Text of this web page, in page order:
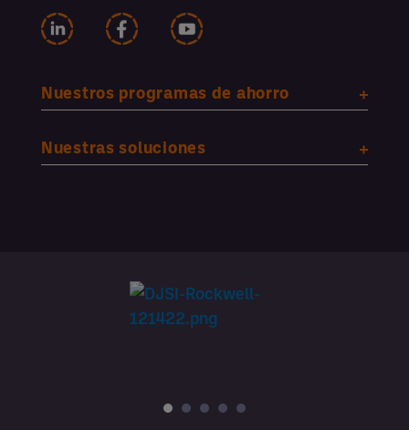
Nuestros programas de ahorro
Nuestras soluciones